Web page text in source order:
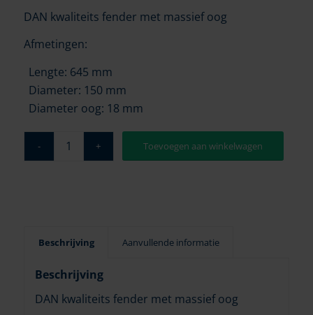
DAN kwaliteits fender met massief oog
Afmetingen:
Lengte: 645 mm
Diameter: 150 mm
Diameter oog: 18 mm
Toevoegen aan winkelwagen
Beschrijving Aanvullende informatie
Beschrijving
DAN kwaliteits fender met massief oog